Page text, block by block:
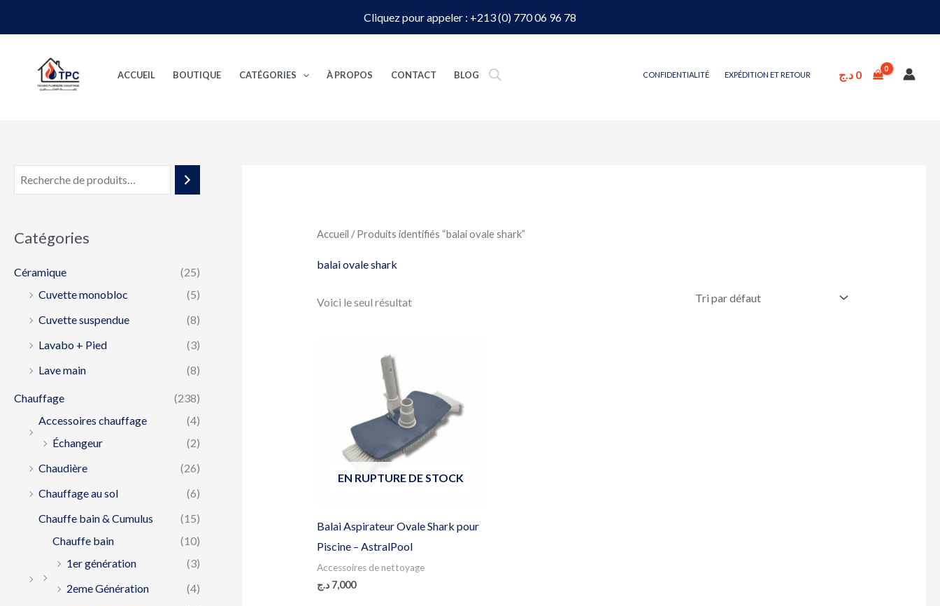
Cliquez pour appeler : +213 (0) 770 06 96 78
ACCUEIL BOUTIQUE CATÉGORIES À PROPOS CONTACT BLOG CONFIDENTIALITÉ EXPÉDITION ET RETOUR 0 د.ج
Catégories
Céramique
(25)
Cuvette monobloc
(5)
Cuvette suspendue
(8)
Lavabo + Pied
(3)
Lave main
(8)
Chauffage
(238)
Accessoires chauffage
(4)
Échangeur
(2)
Chaudière
(26)
Chauffage au sol
(6)
Chauffe bain & Cumulus
(15)
Chauffe bain
(10)
1er génération
(3)
2eme Génération
(4)
Accueil / Produits identifiés “balai ovale shark”
balai ovale shark
Voici le seul résultat
EN RUPTURE DE STOCK
Balai Aspirateur Ovale Shark pour
Piscine – AstralPool
Accessoires de nettoyage
7,000 د.ج